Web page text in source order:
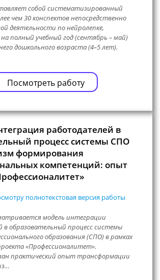
собой систематизированный
чем 30 конспектов непосредственно
деятельности по нейролепке,
полный учебный год (сентябрь – май)
дошкольного возраста (4–5 лет).
Посмотреть работу
работодателей в
процесс системы СПО
формирования
компетенций: опыт
полнотекстовая версия работы
модель интеграции
в образовательный процесс системы
образования (СПО) в рамках
«Профессионалитет».
практический опыт трансформации